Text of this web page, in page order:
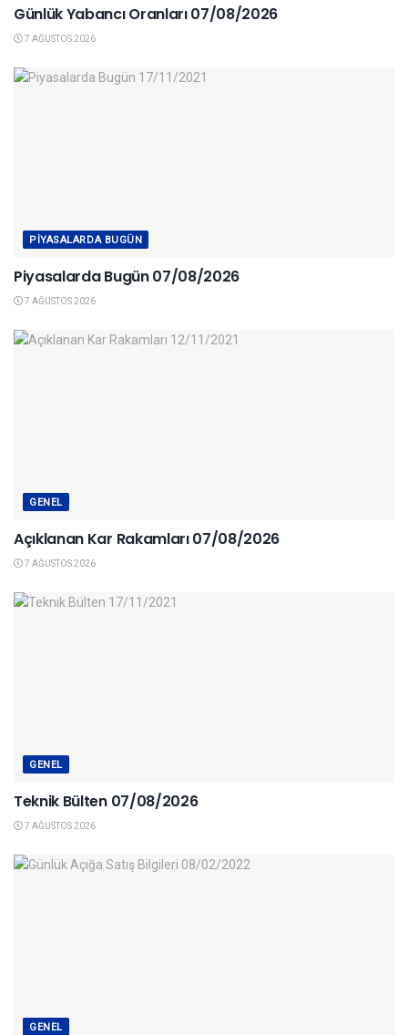
Günlük Yabancı Oranları 07/08/2026
7 AĞUSTOS 2026
PIYASALARDA BUGÜN
Piyasalarda Bugün 07/08/2026
7 AĞUSTOS 2026
GENEL
Açıklanan Kar Rakamları 07/08/2026
7 AĞUSTOS 2026
GENEL
Teknik Bülten 07/08/2026
7 AĞUSTOS 2026
GENEL